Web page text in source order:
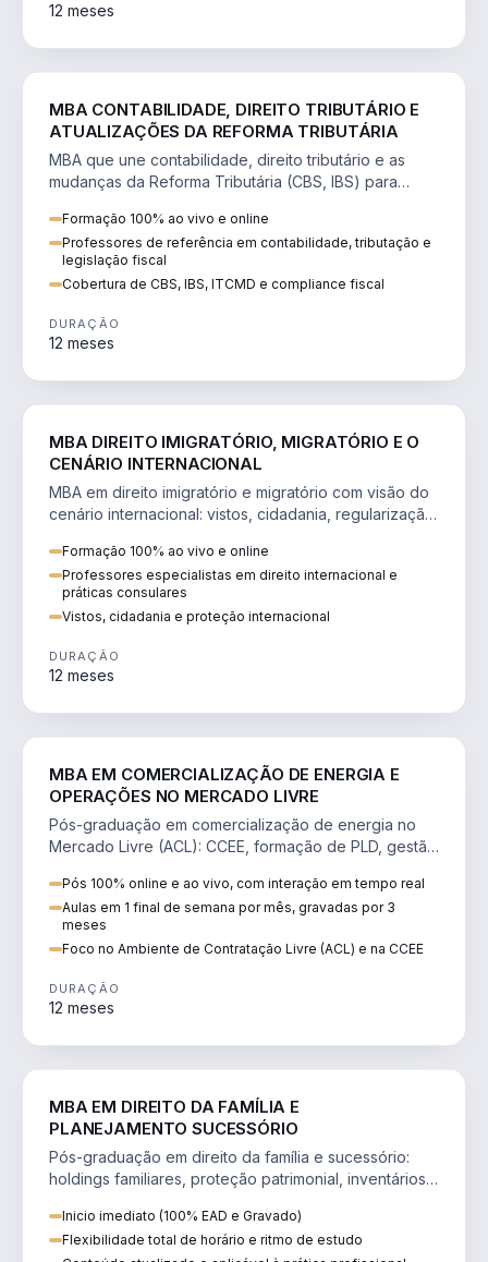
12 meses
MBA CONTABILIDADE, DIREITO TRIBUTÁRIO E
ATUALIZAÇÕES DA REFORMA TRIBUTÁRIA
MBA que une contabilidade, direito tributário e as
mudanças da Reforma Tributária (CBS, IBS) para
Formação 100% ao vivo e online
Professores de referência em contabilidade, tributação e
legislação fiscal
Cobertura de CBS, IBS, ITCMD e compliance fiscal
DURAÇÃO
12 meses
MBA DIREITO IMIGRATÓRIO, MIGRATÓRIO E O
CENÁRIO INTERNACIONAL
MBA em direito imigratório e migratório com visão do
cenário internacional: vistos, cidadania, regularização
Formação 100% ao vivo e online
Professores especialistas em direito internacional e
práticas consulares
Vistos, cidadania e proteção internacional
DURAÇÃO
12 meses
MBA EM COMERCIALIZAÇÃO DE ENERGIA E
OPERAÇÕES NO MERCADO LIVRE
Pós-graduação em comercialização de energia no
Mercado Livre (ACL): CCEE, formação de PLD, gestão
Pós 100% online e ao vivo, com interação em tempo real
Aulas em 1 final de semana por mês, gravadas por 3
meses
Foco no Ambiente de Contratação Livre (ACL) e na CCEE
DURAÇÃO
12 meses
MBA EM DIREITO DA FAMÍLIA E
PLANEJAMENTO SUCESSÓRIO
Pós-graduação em direito da família e sucessório:
holdings familiares, proteção patrimonial, inventários
Inicio imediato (100% EAD e Gravado)
Flexibilidade total de horário e ritmo de estudo